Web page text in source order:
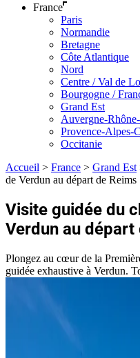
France
Paris
Normandie
Bretagne
Côte Atlantique
Nord
Centre / Val de
Bourgogne /
Grand Est
Auvergne-
Provence-Alpes-
Occitanie
Accueil > France > Grand Est
de Verdun au départ de Reims
Visite guidée du
Verdun au départ
Plongez au cœur de la
guidée exhaustive à Verdun.